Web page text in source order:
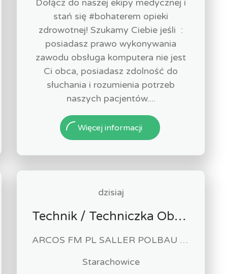
Dołącz do naszej ekipy medycznej i
stań się #bohaterem opieki
zdrowotnej! Szukamy Ciebie jeśli ​ :
posiadasz prawo wykonywania
zawodu obsługa komputera nie jest
Ci obca, posiadasz zdolność do
słuchania i rozumienia potrzeb
naszych pacjentów....
Więcej informacji
dzisiaj
Technik / Techniczka Obsługi Budynku
ARCOS FM PL SALLER POLBAU Sp. z o.o. Sp. K
Starachowice